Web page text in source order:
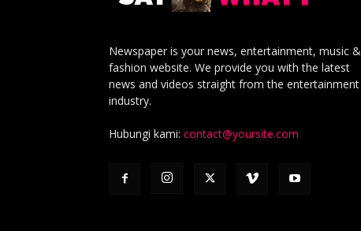
Newspaper is your news, entertainment, music &
fashion website. We provide you with the latest
news and videos straight from the entertainment
industry.
Hubungi kami: contact@yoursite.com